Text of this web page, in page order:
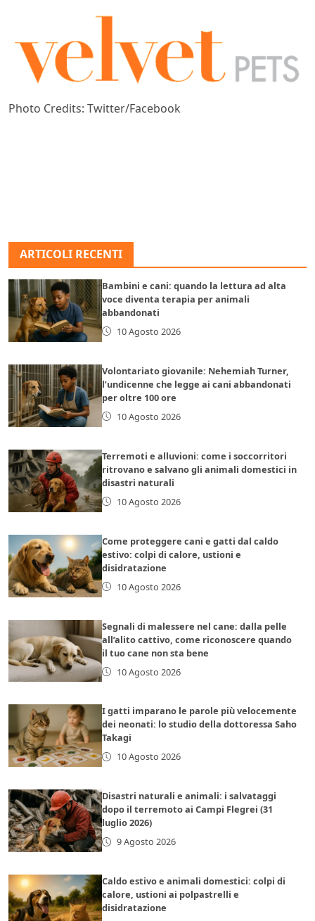
Photo Credits: Twitter/Facebook
ARTICOLI RECENTI
Bambini e cani: quando la lettura ad alta
voce diventa terapia per animali
abbandonati
10 Agosto 2026
Volontariato giovanile: Nehemiah Turner,
l’undicenne che legge ai cani abbandonati
per oltre 100 ore
10 Agosto 2026
Terremoti e alluvioni: come i soccorritori
ritrovano e salvano gli animali domestici in
disastri naturali
10 Agosto 2026
Come proteggere cani e gatti dal caldo
estivo: colpi di calore, ustioni e
disidratazione
10 Agosto 2026
Segnali di malessere nel cane: dalla pelle
all’alito cattivo, come riconoscere quando
il tuo cane non sta bene
10 Agosto 2026
I gatti imparano le parole più velocemente
dei neonati: lo studio della dottoressa Saho
Takagi
10 Agosto 2026
Disastri naturali e animali: i salvataggi
dopo il terremoto ai Campi Flegrei (31
luglio 2026)
9 Agosto 2026
Caldo estivo e animali domestici: colpi di
calore, ustioni ai polpastrelli e
disidratazione